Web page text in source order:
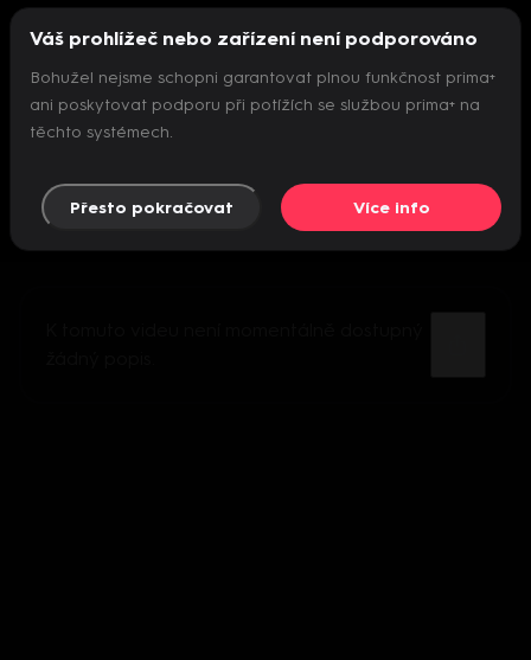
Nepodařilo se inicializovat přehrávač
Váš prohlížeč nebo zařízení není podporováno
Bohužel nejsme schopni garantovat plnou funkčnost prima+
ani poskytovat podporu při potížích se službou prima+ na
těchto systémech.
Přesto pokračovat Více info